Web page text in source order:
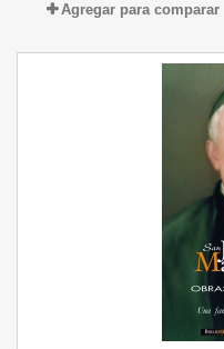
Agregar para comparar